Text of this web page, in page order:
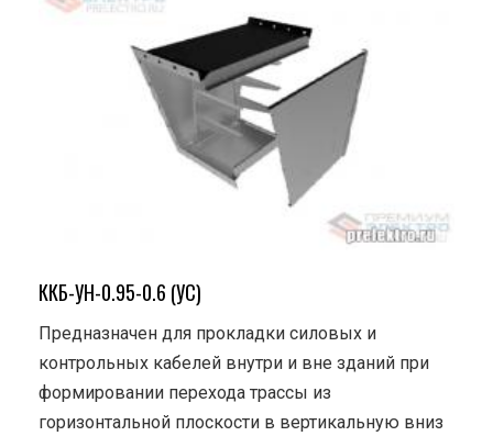
ККБ-УН-0.95-0.6 (УС)
Предназначен для прокладки силовых и
контрольных кабелей внутри и вне зданий при
формировании перехода трассы из
горизонтальной плоскости в вертикальную вниз